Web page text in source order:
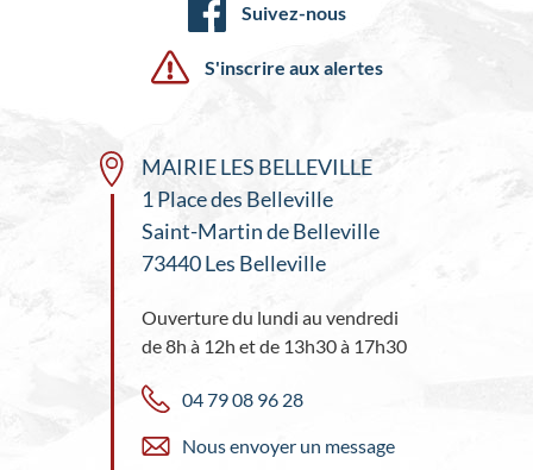
Suivez-nous
S'inscrire aux alertes
MAIRIE LES BELLEVILLE
1 Place des Belleville
Saint-Martin de Belleville
73440 Les Belleville
Ouverture du lundi au vendredi
de 8h à 12h et de 13h30 à 17h30
04 79 08 96 28
Nous envoyer un message